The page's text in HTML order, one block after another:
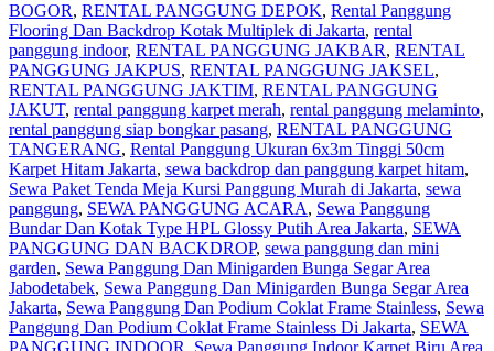
BOGOR, RENTAL PANGGUNG DEPOK, Rental Panggung
Flooring Dan Backdrop Kotak Multiplek di Jakarta, rental
panggung indoor, RENTAL PANGGUNG JAKBAR, RENTAL
PANGGUNG JAKPUS, RENTAL PANGGUNG JAKSEL,
RENTAL PANGGUNG JAKTIM, RENTAL PANGGUNG
JAKUT, rental panggung karpet merah, rental panggung melaminto,
rental panggung siap bongkar pasang, RENTAL PANGGUNG
TANGERANG, Rental Panggung Ukuran 6x3m Tinggi 50cm
Karpet Hitam Jakarta, sewa backdrop dan panggung karpet hitam,
Sewa Paket Tenda Meja Kursi Panggung Murah di Jakarta, sewa
panggung, SEWA PANGGUNG ACARA, Sewa Panggung
Bundar Dan Kotak Type HPL Glossy Putih Area Jakarta, SEWA
PANGGUNG DAN BACKDROP, sewa panggung dan mini
garden, Sewa Panggung Dan Minigarden Bunga Segar Area
Jabodetabek, Sewa Panggung Dan Minigarden Bunga Segar Area
Jakarta, Sewa Panggung Dan Podium Coklat Frame Stainless, Sewa
Panggung Dan Podium Coklat Frame Stainless Di Jakarta, SEWA
PANGGUNG INDOOR, Sewa Panggung Indoor Karpet Biru Area